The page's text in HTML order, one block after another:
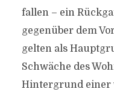
fallen – ein
gegenüber dem
gelten als
Schwäche des
Hintergrund einer